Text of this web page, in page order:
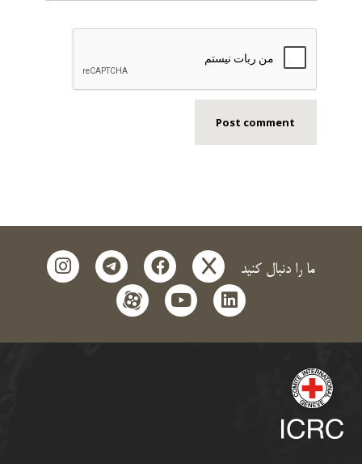
ما را دنبال کنید x
facebook
telegram
instagram
linkedin
youtube
aparat